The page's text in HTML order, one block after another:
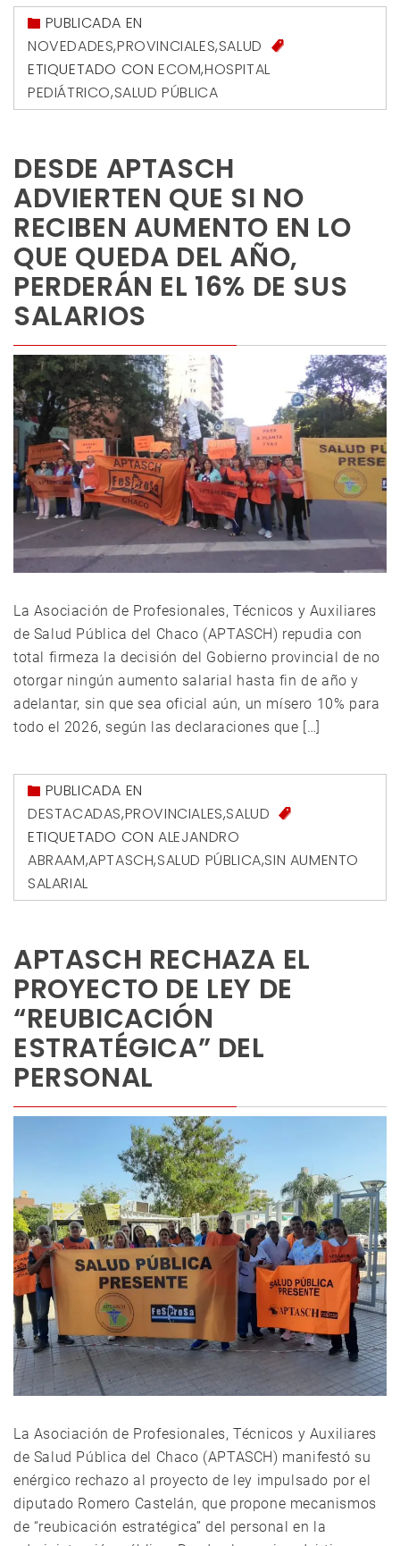
PUBLICADA EN
NOVEDADES,PROVINCIALES,SALUD
ETIQUETADO CON ECOM,HOSPITAL
PEDIÁTRICO,SALUD PÚBLICA
DESDE APTASCH
ADVIERTEN QUE SI NO
RECIBEN AUMENTO EN LO
QUE QUEDA DEL AÑO,
PERDERÁN EL 16% DE SUS
SALARIOS
La Asociación de Profesionales, Técnicos y Auxiliares
de Salud Pública del Chaco (APTASCH) repudia con
total firmeza la decisión del Gobierno provincial de no
otorgar ningún aumento salarial hasta fin de año y
adelantar, sin que sea oficial aún, un mísero 10% para
todo el 2026, según las declaraciones que […]
PUBLICADA EN
DESTACADAS,PROVINCIALES,SALUD
ETIQUETADO CON ALEJANDRO
ABRAAM,APTASCH,SALUD PÚBLICA,SIN AUMENTO
SALARIAL
APTASCH RECHAZA EL
PROYECTO DE LEY DE
“REUBICACIÓN
ESTRATÉGICA” DEL
PERSONAL
La Asociación de Profesionales, Técnicos y Auxiliares
de Salud Pública del Chaco (APTASCH) manifestó su
enérgico rechazo al proyecto de ley impulsado por el
diputado Romero Castelán, que propone mecanismos
de “reubicación estratégica” del personal en la